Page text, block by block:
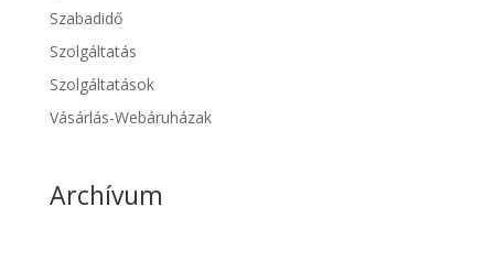
Szabadidő
Szolgáltatás
Szolgáltatások
Vásárlás-Webáruházak
Archívum